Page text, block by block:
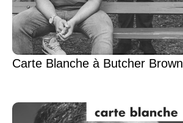
Carte Blanche à Butcher Brown